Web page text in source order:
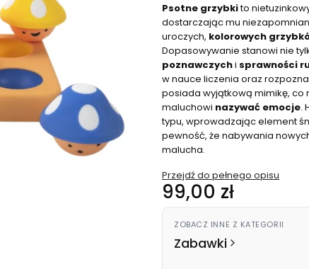
Psotne grzybkito
dostarczając mu
uroczych, kolorowych
Dopasowywanie stanowi nie
poznawczychi sprawności
w nauce liczenia oraz
posiada wyjątkową mimikę, co
maluchowi nazywać emocje.
typu, wprowadzając element
pewność, że nabywania
malucha.
Przejdź do pełnego opisu
Cena
99,00 zł
ZOBACZ INNE Z KATEGORII
Zabawki